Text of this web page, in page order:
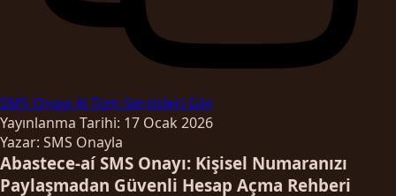
SMS Onayı Al Tüm Servisleri Gör
Yayınlanma Tarihi: 17 Ocak 2026
Yazar: SMS Onayla
Abastece-aí SMS Onayı: Kişisel Numaranızı
Paylaşmadan Güvenli Hesap Açma Rehberi